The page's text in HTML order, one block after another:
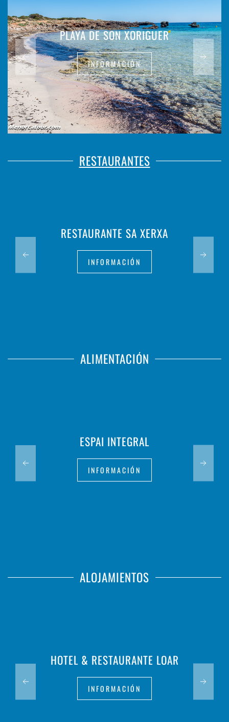
PLAYA DE SON XORIGUER
INFORMACIÓN
RESTAURANTES
RESTAURANTE SA XERXA
INFORMACIÓN
ALIMENTACIÓN
ESPAI INTEGRAL
INFORMACIÓN
ALOJAMIENTOS
HOTEL & RESTAURANTE LOAR
INFORMACIÓN